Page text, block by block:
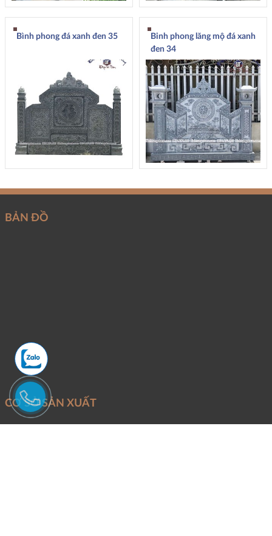
Bình phong đá xanh đen 35
Binh phong lăng mộ đá xanh
đen 34
BẢN ĐỒ
CƠ SỞ SẢN XUẤT